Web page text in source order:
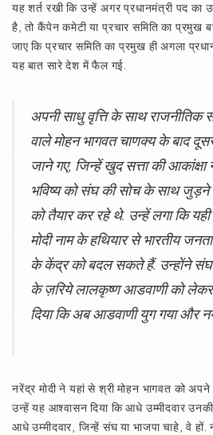
यह शर्त रखी कि उन्हें अगर प्रधानमंत्री पद का
है, तो कैंपेन कमेटी या प्रचार समिति का प्रमुख
जाए कि प्रचार समिति का प्रमुख ही अगला
यह बात सारे देश में फैल गई.
अपनी साधु वृत्ति के साथ राजनीतिक
वाले मोहन भागवत चाणक्य के बाद
जाने गए, जिन्हें खुद सत्ता की
भविष्य को संघ की सोच के साथ जुड़ने
को तैयार कर रहे थे. उन्हें लगा कि
मोदी नाम के हथियार से भारतीय
के केंद्र को बदल सकते हैं. उन्होंने
के ज़रिये लालकृष्ण आडवाणी को
दिया कि अब आडवाणी युग गया और
नरेंद्र मोदी ने यहां से श्री मोहन भागवत को
उन्हें यह आश्‍वासन दिया कि आधे उम्मीदवार
आधे उम्मीदवार, जिन्हें संघ या भाजपा चाहे, वे